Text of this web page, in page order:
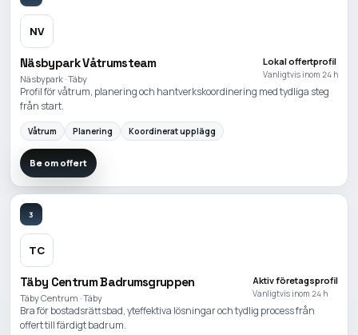
NV
Näsbypark Våtrumsteam
Näsbypark · Täby
Lokal offertprofil
Vanligtvis inom 24 h
Profil för våtrum, planering och hantverkskoordinering med tydliga steg
från start.
Våtrum Planering Koordinerat upplägg
Be om offert
3
TC
Täby Centrum Badrumsgruppen
Täby Centrum · Täby
Aktiv företagsprofil
Vanligtvis inom 24 h
Bra för bostadsrättsbad, yteffektiva lösningar och tydlig process från
offert till färdigt badrum.